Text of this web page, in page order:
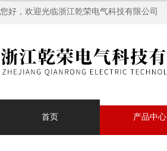
您好，欢迎光临浙江乾荣电气科技有限公司
首页 产品中心